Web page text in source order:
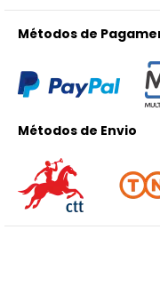
Métodos de
Métodos de Envio